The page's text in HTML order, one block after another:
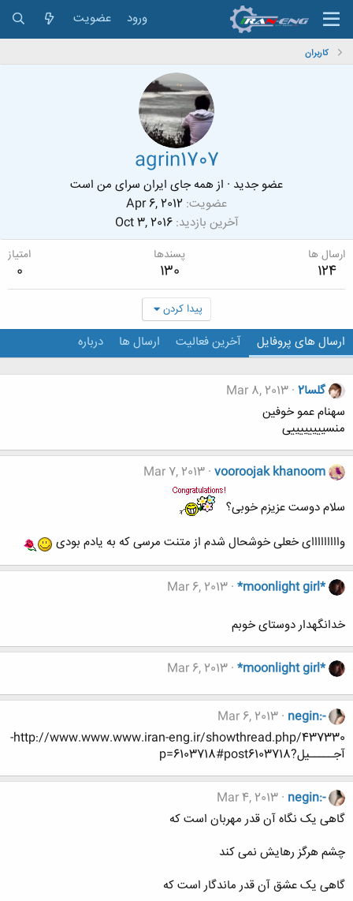
ورود عضویت
کاربران
agrin1707
عضو جدید · ازهمه جای ایران سرای من است
عضویت Apr 6, 2012
آخرین بازدید Oct 3, 2016
ارسال ها
124
پسندها
130
امتیاز
0
پیدا کردن
ارسال های پروفایل آخرین فعالیت ارسال ها درباره
گلسا2
Mar 8, 2013
سهنام عمو خوفین
منسییییییییی
vooroojak khanoom
Mar 7, 2013
سلام دوست عزیزم خوبی؟
وااااااااای خعلی خوشحال شدم از متنت مرسی که به یادم بودی
*moonlight girl*
Mar 6, 2013
خدانگهدار دوستای خوبم
*moonlight girl*
Mar 6, 2013
negin:-
Mar 6, 2013
http://www.www.www.iran-eng.ir/showthread.php/437330-
آجـــــیل?p=6103718#post6103718
negin:-
Mar 4, 2013
گاهی یک نگاه آن قدر مهربان است که
چشم هرگز رهایش نمی کند
گاهی یک عشق آن قدر ماندگار است که